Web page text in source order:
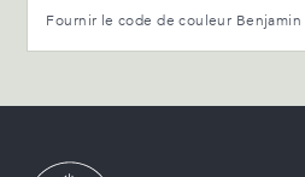
Fournir le code de couleur